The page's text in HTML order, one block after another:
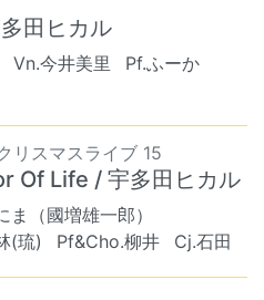
田ヒカル
Vn.今井美里
Pf.ふーか
リスマスライブ 15
Of Life / 宇多田ヒカル
ま（國増雄一郎）
(琉)
Pf&Cho.柳井 Cj.石田